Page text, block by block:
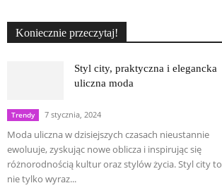
Koniecznie przeczytaj!
Styl city, praktyczna i elegancka
uliczna moda
Trendy 7 stycznia, 2024
Moda uliczna w dzisiejszych czasach nieustannie
ewoluuje, zyskując nowe oblicza i inspirując się
różnorodnością kultur oraz stylów życia. Styl city to
nie tylko wyraz...